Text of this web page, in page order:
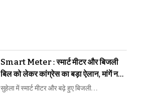
Smart Meter : स्मार्ट मीटर और बिजली
बिल को लेकर कांग्रेस का बड़ा ऐलान, मांगें नहीं
मानी गईं तो होगा चरणबद्ध आंदोलन
सुहेला में स्मार्ट मीटर और बढ़े हुए बिजली…